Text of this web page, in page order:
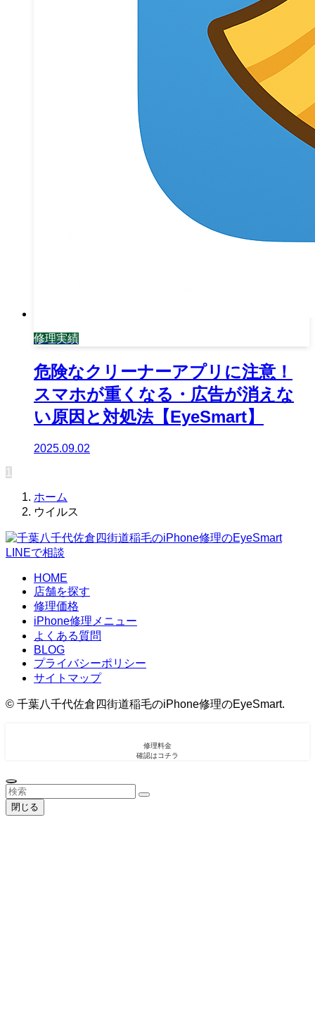
修理実績
危険なクリーナーアプリに注意！
スマホが重くなる・広告が消えな
い原因と対処法【EyeSmart】
2025.09.02
1
ホーム
ウイルス
LINEで相談
HOME
店舗を探す
修理価格
iPhone修理メニュー
よくある質問
BLOG
プライバシーポリシー
サイトマップ
© 千葉八千代佐倉四街道稲毛のiPhone修理のEyeSmart.
修理料金
確認はコチラ
閉じる